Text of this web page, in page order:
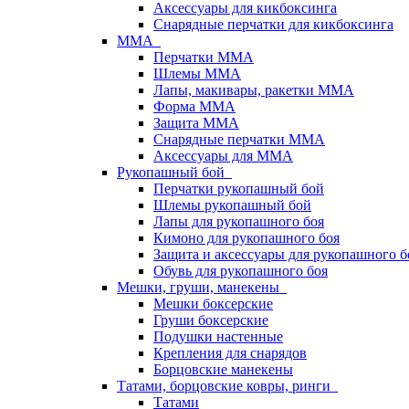
Аксессуары для кикбоксинга
Снарядные перчатки для кикбоксинга
ММА
Перчатки ММА
Шлемы ММА
Лапы, макивары, ракетки ММА
Форма ММА
Защита ММА
Снарядные перчатки ММА
Аксессуары для ММА
Рукопашный бой
Перчатки рукопашный бой
Шлемы рукопашный бой
Лапы для рукопашного боя
Кимоно для рукопашного боя
Защита и аксессуары для рукопашного
Обувь для рукопашного боя
Мешки, груши, манекены
Мешки боксерские
Груши боксерские
Подушки настенные
Крепления для снарядов
Борцовские манекены
Татами, борцовские ковры, ринги
Татами